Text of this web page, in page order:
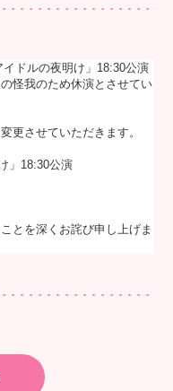
ドルの夜明け」18:30公演
怪我のため休演とさせてい
更させていただきます。
」18:30公演
とを深くお詫び申し上げま